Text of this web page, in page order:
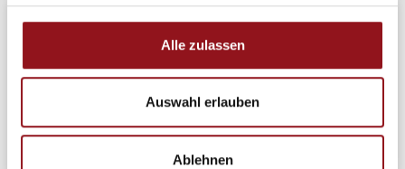
Alle zulassen
Auswahl erlauben
Ablehnen